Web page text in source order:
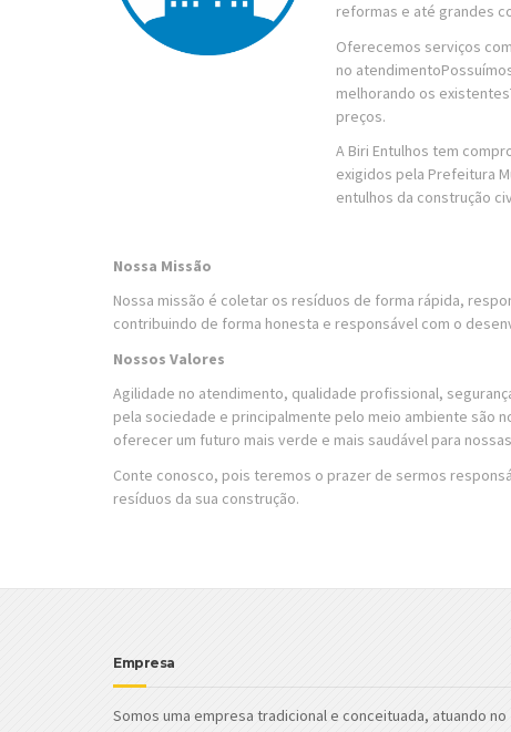
reformas e até grandes
Oferecemos serviços
no
melhorando os
preços.
A Biri Entulhos tem
exigidos pela Prefeitura
entulhos da construção
Nossa Missão
Nossa missão é coletar os resíduos de forma rápida,
contribuindo de forma honesta e responsável com o
Nossos Valores
Agilidade no atendimento, qualidade profissional,
pela sociedade e principalmente pelo meio ambiente são
oferecer um futuro mais verde e mais saudável para
Conte conosco, pois teremos o prazer de sermos
resíduos da sua construção.
Empresa
Somos uma empresa tradicional e conceituada, atuando no